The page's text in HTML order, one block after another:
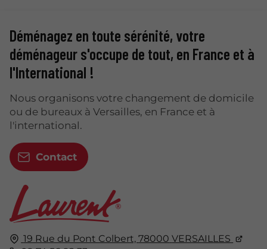
19 Rue du Pont Colbert,78000 VERSAILLES
Déménagez en toute sérénité, votre
déménageur s'occupe de tout, en France et à
l'International !
Nous organisons votre changement de domicile
ou de bureaux à Versailles, en France et à
l'international.
Contact